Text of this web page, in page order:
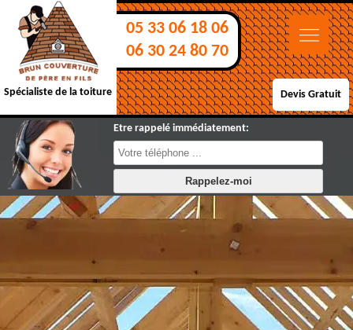
Spécialiste de la toiture
05 33 06 18 06
06 30 24 80 70
Devis Gratuit
Etre rappelé immédiatement: